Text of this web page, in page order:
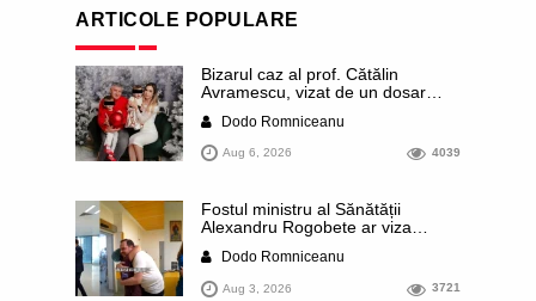
ARTICOLE POPULARE
Bizarul caz al prof. Cătălin
Avramescu, vizat de un dosar
infantilă”. Miroase a execuție
stalinistă. Cea mai imundă parte a
presei publică inclusiv documente
dezvăluite date ultra-personale
ale profesorului, inclusiv
diagnostice și tratamente
Dodo Romniceanu
Aug 6, 2026 4039
Fostul ministru al Sănătății
Alexandru Rogobete ar viza
funcția lui Dominic Fritz de primar
al orașului Timișoara. Pesedistul
publică imagini demne de Coreea
Dodo Romniceanu
Aug 3, 2026 3721